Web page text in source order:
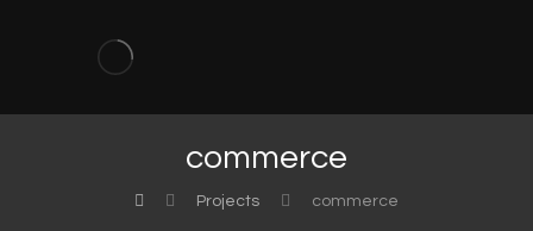
commerce
Projects commerce